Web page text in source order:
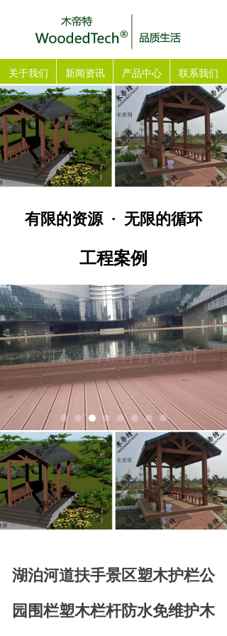
关于我们 新闻资讯 产品中心 联系我们
有限的资源 · 无限的循环
工程案例
湖泊河道扶手景区塑木护栏公
园围栏塑木栏杆防水免维护木